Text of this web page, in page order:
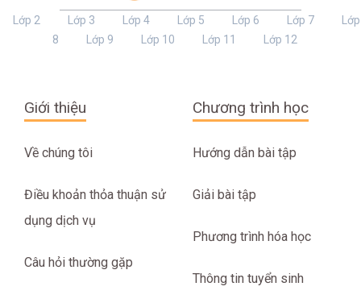
Lớp 2 Lớp 3 Lớp 4 Lớp 5 Lớp 6 Lớp 7
Lớp
8
Lớp 9 Lớp 10 Lớp 11 Lớp 12
Giới thiệu
Về chúng tôi
Điều khoản thỏa thuận sử
dụng dịch vụ
Câu hỏi thường gặp
Chương trình học
Hướng dẫn bài tập
Giải bài tập
Phương trình hóa học
Thông tin tuyển sinh